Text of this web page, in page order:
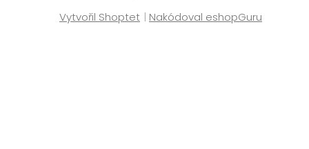
Vytvořil Shoptet | Nakódoval eshopGuru